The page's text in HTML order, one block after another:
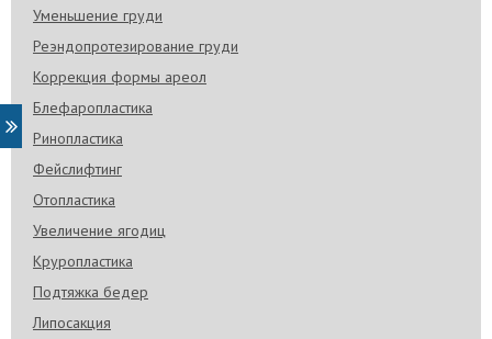
Уменьшение груди
Реэндопротезирование груди
Коррекция формы ареол
Блефаропластика
Ринопластика
Фейслифтинг
Отопластика
Увеличение ягодиц
Круропластика
Подтяжка бедер
Липосакция